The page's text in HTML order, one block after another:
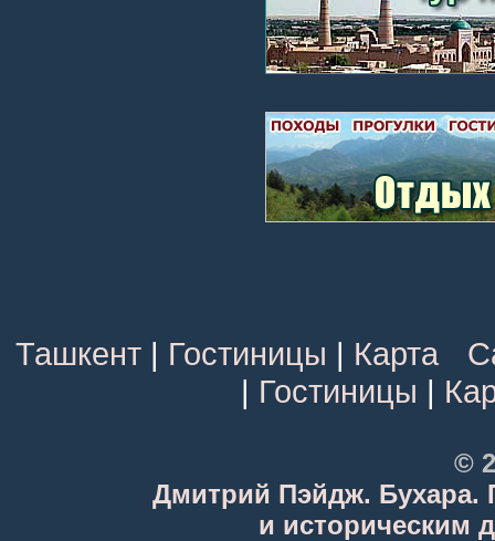
Ташкент | Гостиницы | Карта
| Гостиницы |
©
Дмитрий Пэйдж. Бухара.
и историческим